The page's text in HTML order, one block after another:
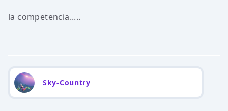
la competencia.....
Sky-Country